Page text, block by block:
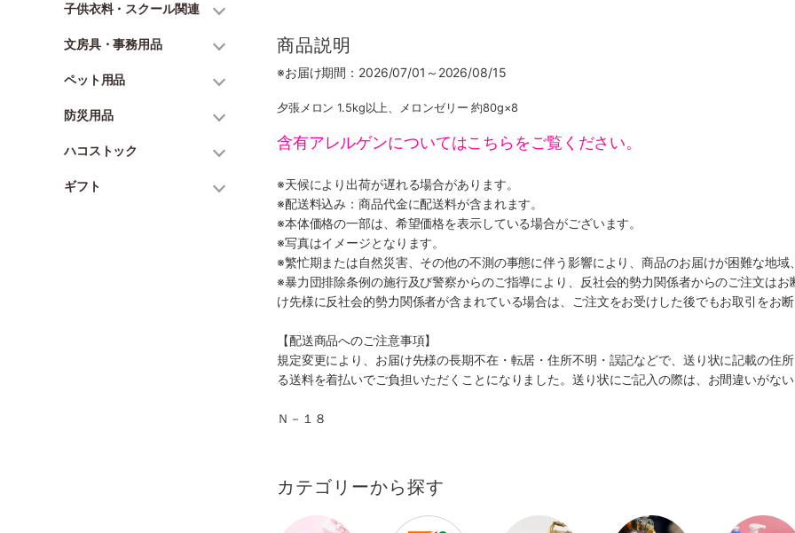
子供衣料・スクール関連
文房具・事務用品
ペット用品
防災用品
ハコストック
ギフト
商品説明
※お届け期間：2026/07/01～2026/08/15
夕張メロン 1.5kg以上、メロンゼリー 約80g×8
含有アレルゲンについてはこちらをご覧ください。
※天候により出荷が遅れる場合があります。
※配送料込み：商品代金に配送料が含まれます。
※本体価格の一部は、希望価格を表示している場合がございます。
※写真はイメージとなります。
※繁忙期または自然災害、その他の不測の事態に伴う影響により、商品のお届けが困難な地域
※暴力団排除条例の施行及び警察からのご指導により、反社会的勢力関係者からのご注文は
け先様に反社会的勢力関係者が含まれている場合は、ご注文をお受けした後でもお取引をお
【配送商品へのご注意事項】
規定変更により、お届け先様の長期不在・転居・住所不明・誤記などで、送り状に記載の住
る送料を着払いでご負担いただくことになりました。送り状にご記入の際は、お間違いがな
Ｎ－１８
カテゴリーから探す